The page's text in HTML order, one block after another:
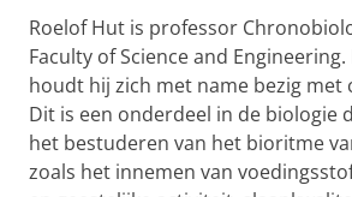
Roelof Hut is professor
Faculty of Science and
houdt hij zich met name bezig met
Dit is een onderdeel in de biologie
het bestuderen van het bioritme
zoals het innemen van